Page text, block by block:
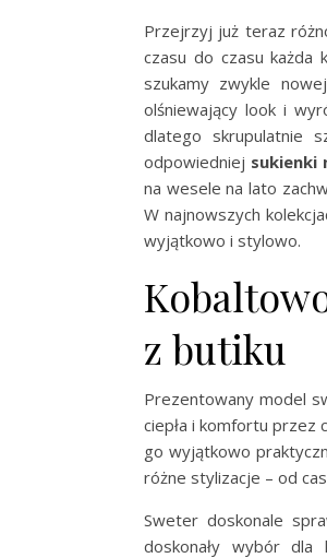
Przejrzyj już teraz
czasu do czasu każda
szukamy zwykle
olśniewający look i
dlatego skrupulatnie
odpowiedniej sukienki
na wesele na lato
W najnowszych
wyjątkowo i stylowo.
z butiku
Prezentowany model
ciepła i komfortu przez
go wyjątkowo
różne stylizacje – od
Sweter doskonale
doskonały wybór dla